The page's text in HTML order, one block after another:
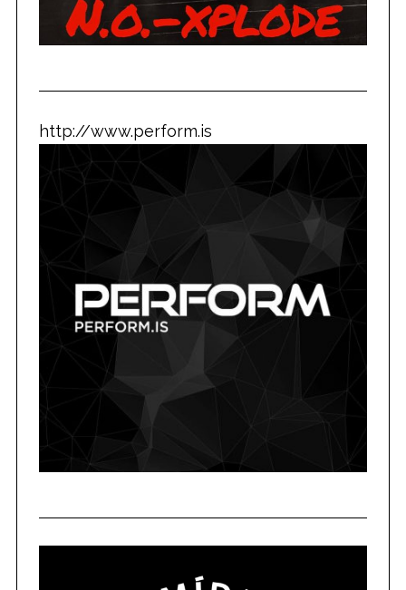
http://www.perform.is